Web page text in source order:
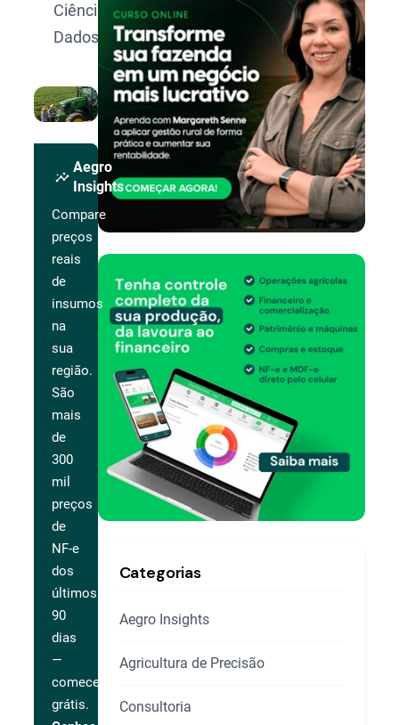
Ciência de
Dados
insights
Aegro
Insights
Compare
preços
reais
de
insumos
na
sua
região.
São
mais
de
300
mil
preços
de
NF-e
dos
últimos
90
dias
—
comece
grátis.
Categorias
Aegro Insights
Agricultura de Precisão
Consultoria